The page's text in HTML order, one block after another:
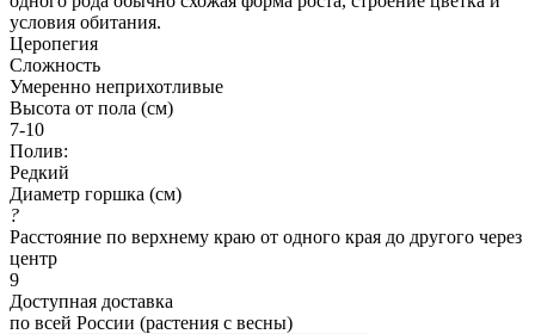
условия обитания.
Церопегия
Сложность
Умеренно неприхотливые
Высота от пола (см)
7-10
Полив:
Редкий
Диаметр горшка (см)
?
Расстояние по верхнему краю от одного края до другого через
центр
9
Доступная доставка
по всей России (растения с весны)